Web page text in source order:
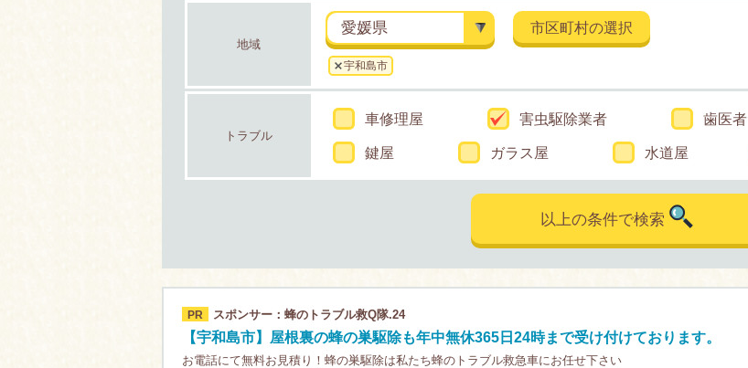
地域
愛媛県 市区町村の選択
宇和島市
トラブル
車修理屋 害虫駆除業者 歯医者
鍵屋 ガラス屋 水道屋
以上の条件で検索
PR スポンサー：蜂のトラブル救Q隊.24
【宇和島市】屋根裏の蜂の巣駆除も年中無休365日24時まで受け付けております。
お電話にて無料お見積り！蜂の巣駆除は私たち蜂のトラブル救急車にお任せ下さい